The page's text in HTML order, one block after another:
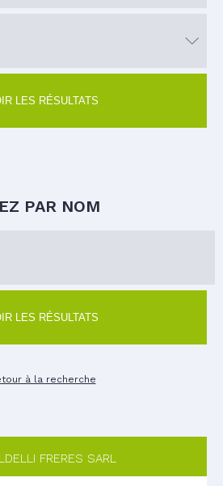
LES RÉSULTATS
PAR NOM
à la recherche
FRERES SARL